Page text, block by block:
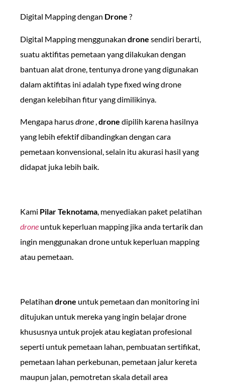
Digital Mapping dengan Drone ?
Digital Mapping menggunakan drone sendiri berarti,
suatu aktifitas pemetaan yang dilakukan dengan
bantuan alat drone, tentunya drone yang digunakan
dalam aktifitas ini adalah type fixed wing drone
dengan kelebihan fitur yang dimilikinya.
Mengapa harusdrone ,drone dipilih karena hasilnya
yang lebih efektif dibandingkan dengan cara
pemetaan konvensional, selain itu akurasi hasil yang
didapat juka lebih baik.
Kami Pilar Teknotama, menyediakan paket pelatihan
drone untuk keperluan mapping jika anda tertarik dan
ingin menggunakan drone untuk keperluan mapping
atau pemetaan.
Pelatihan drone untuk pemetaan dan monitoring ini
ditujukan untuk mereka yang ingin belajar drone
khususnya untuk projek atau kegiatan profesional
seperti untuk pemetaan lahan, pembuatan sertifikat,
pemetaan lahan perkebunan, pemetaan jalur kereta
maupun jalan, pemotretan skala detail area